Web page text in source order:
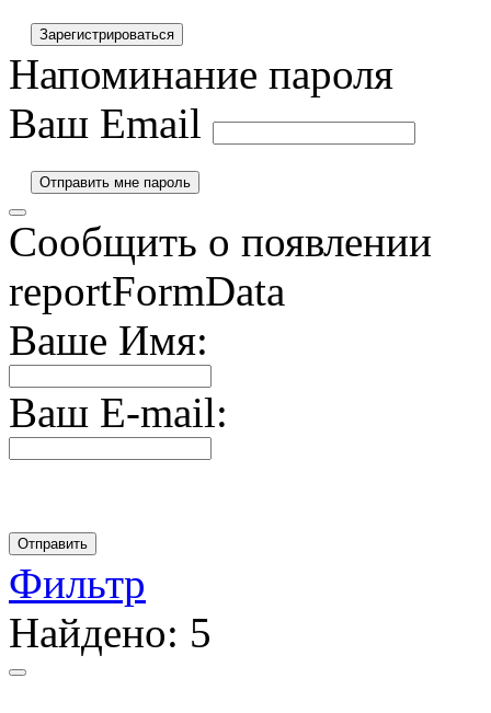
Напоминание пароля
Ваш Email
Сообщить о появлении
reportFormData
Ваше Имя:
Ваш E-mail:
Фильтр
Найдено: 5